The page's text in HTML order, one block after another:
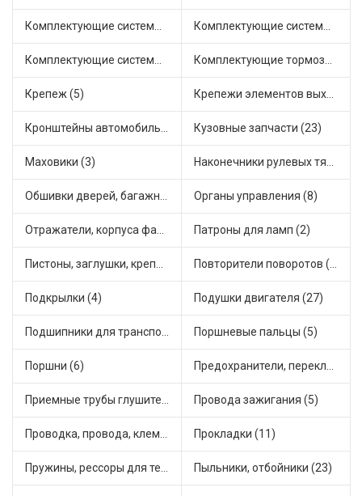
Комплектующие системы выпуска отработавших газов (13) Комплектующие системы отопления (18)
Комплектующие системы питания (12) Комплектующие тормозной системы (6)
Крепеж (5) Крепежи элементов выхлопной системы (4)
Кронштейны автомобильные (3) Кузовные запчасти (23)
Маховики (3) Наконечники рулевых тяг (18)
Обшивки дверей, багажника, потолков, накладки салона (1) Органы управления (8)
Отражатели, корпуса фар и фонарей (3) Патроны для ламп (2)
Пистоны, заглушки, крепежные элементы (2) Повторители поворотов (3)
Подкрылки (4) Подушки двигателя (27)
Подшипники для транспорта (21) Поршневые пальцы (5)
Поршни (6) Предохранители, переключатели, кнопки автомобильные (43)
Приемные трубы глушителя (1) Провода зажигания (5)
Проводка, провода, клеммы и разъемы (7) Прокладки (11)
Пружины, рессоры для техники (7) Пыльники, отбойники (23)